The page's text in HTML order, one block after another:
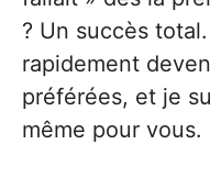
? Un succès
rapidement
préférées, et je
même pour vous.